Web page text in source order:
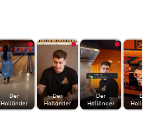
Der
Holländer
Der
Holländer
Der
Holländer
Der